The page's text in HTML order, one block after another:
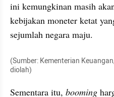
ini kemungkinan masih
kebijakan moneter ketat
sejumlah negara maju.
(Sumber: Kementerian
diolah)
Sementara itu, booming